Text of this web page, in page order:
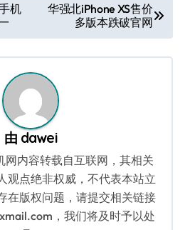
机
华强北iPhone XS售价
多版本跌破官网
由 dawei
网内容转载自互联网，其相关
观点绝非权威，不代表本站立
在版权问题，请提交相关链接
，我们将及时予以处